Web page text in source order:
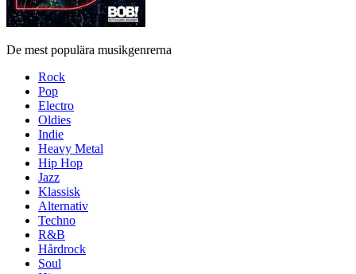
De mest populära musikgenrerna
Rock
Pop
Electro
Oldies
Indie
Heavy Metal
Hip Hop
Jazz
Klassisk
Alternativ
Techno
R&B
Hårdrock
Soul